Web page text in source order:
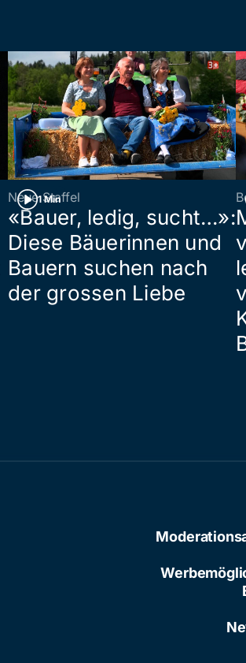
1 Min
Neue Staffel
«Bauer, ledig, sucht…»:
Diese Bäuerinnen und
Bauern suchen nach
der grossen Liebe